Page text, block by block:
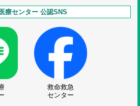
療センター 公認SNS
救命救急
センター